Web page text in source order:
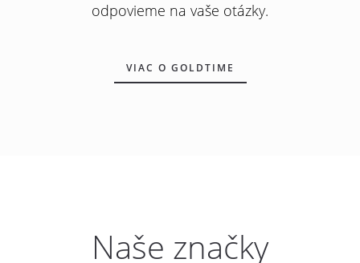
odpovieme na vaše otázky.
VIAC O GOLDTIME
Naše značky